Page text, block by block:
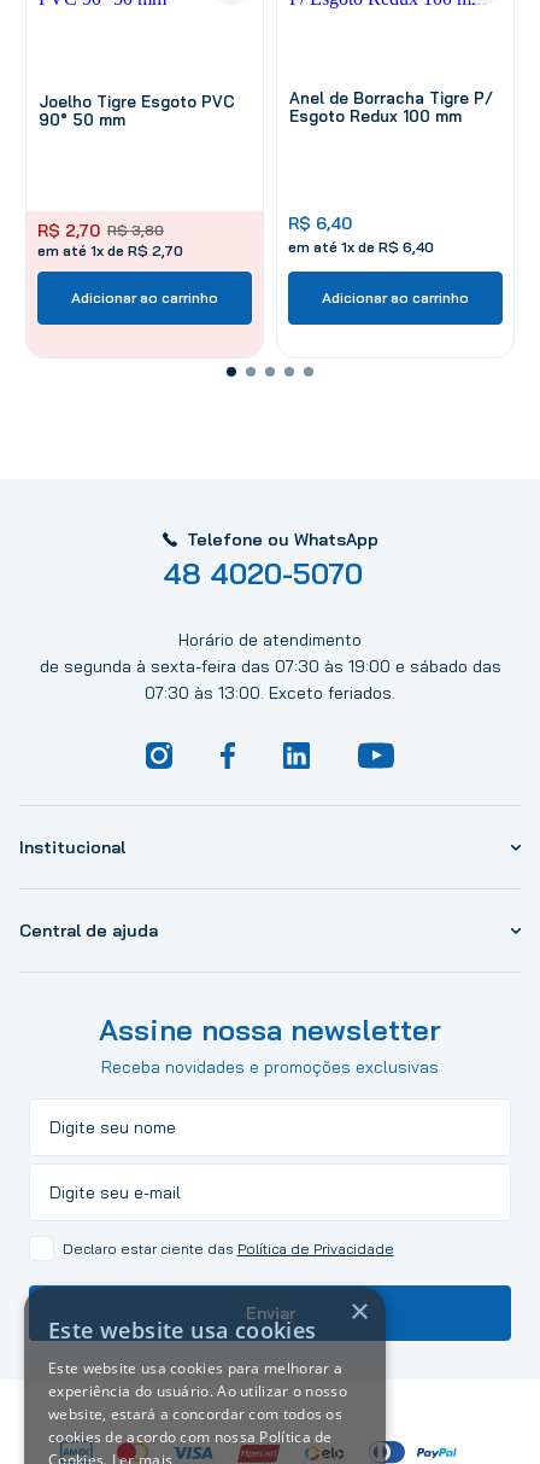
Joelho Tigre Esgoto PVC
90° 50 mm
R$ 3,80
R$ 2,70
em até 1x de R$ 2,70
Adicionar ao carrinho
Anel de Borracha Tigre P/
Esgoto Redux 100 mm
R$ 6,40
em até 1x de R$ 6 40
Adicionar ao carrinho
Telefone ou WhatsApp
48 4020-5070
Horário de atendimento
de segunda à sexta-feira das 07:30 às 19:00 e sábado das
07:30 às 13:00. Exceto feriados.
Institucional
Central de ajuda
Assine nossa newsletter
Receba novidades e promoções exclusivas
Declaro estar ciente das Política de Privacidade
Enviar ×
Este website usa cookies
Este website usa cookies para melhorar a
experiência do usuário. Ao utilizar o nosso
website, estará a concordar com todos os
cookies de acordo com nossa Política de
Cookies. Ler mais